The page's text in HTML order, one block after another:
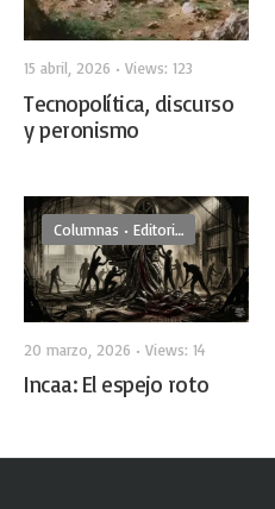
15 abril, 2026 • Views: 123
Tecnopolítica, discurso
y peronismo
Columnas • Editoriales
20 marzo, 2026 • Views: 14
Incaa: El espejo roto